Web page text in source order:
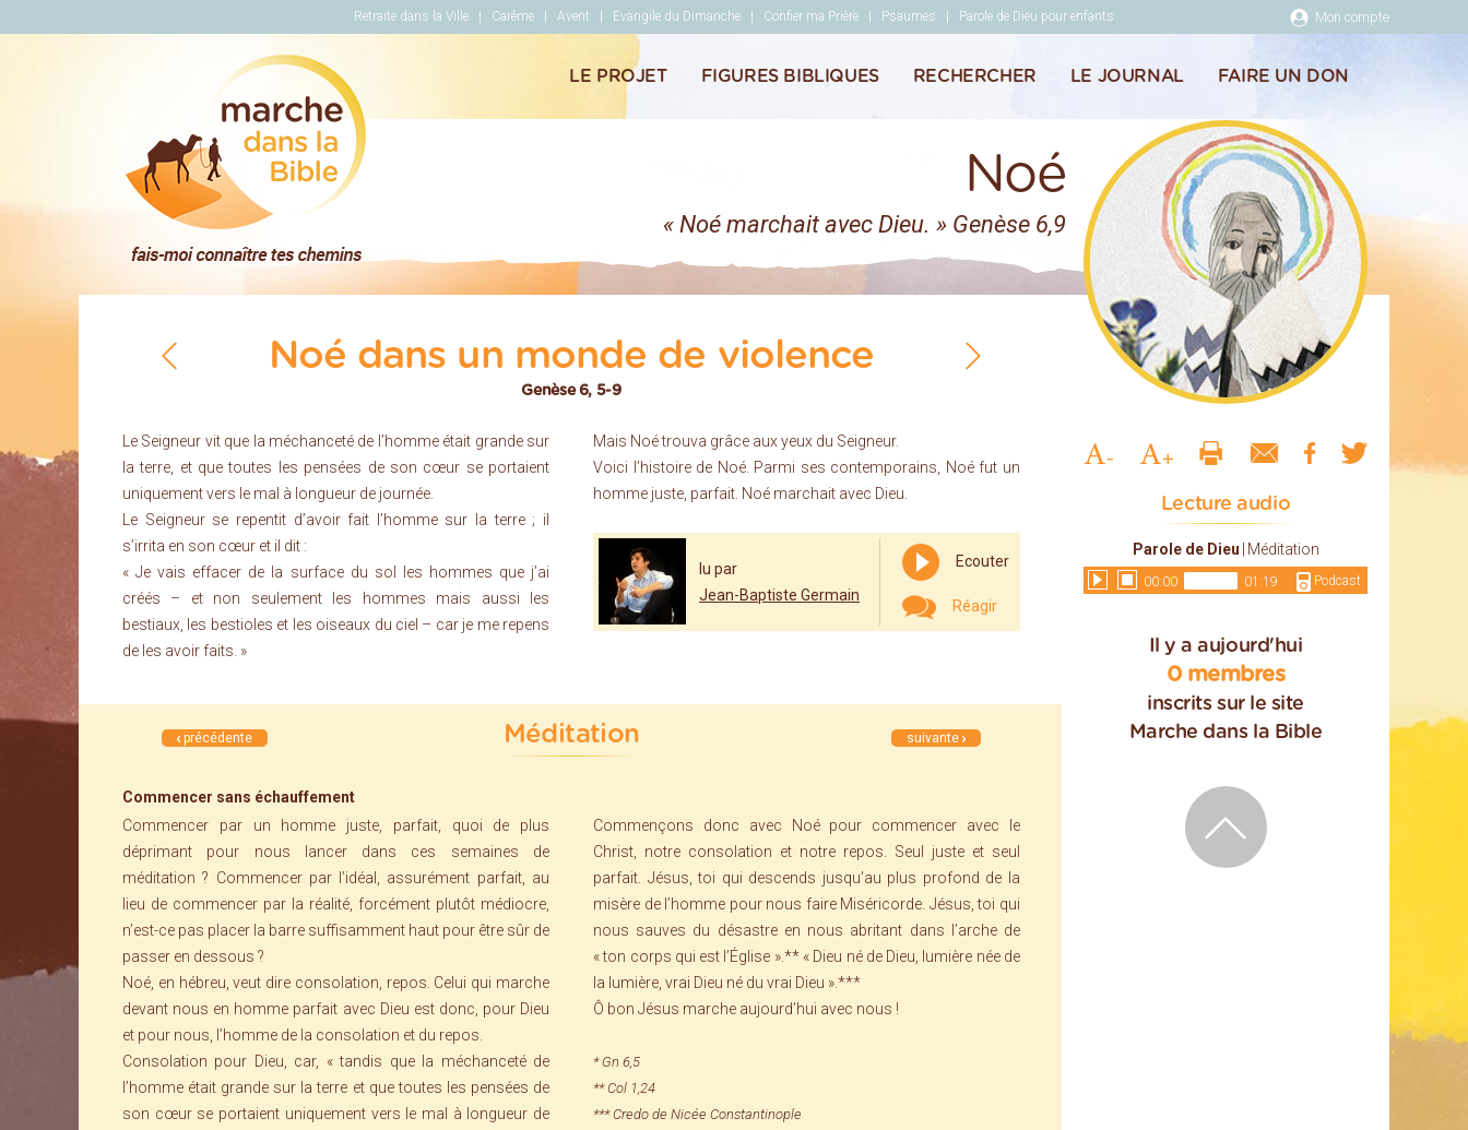
Retraite dans la Ville Carême Avent Evangile du Dimanche Confier ma Prière Psaumes Parole de Dieu pour enfants Mon compte
LE PROJET FIGURES BIBLIQUES RECHERCHER LE JOURNAL FAIRE UN DON
Noé
« Noé marchait avec Dieu. » Genèse 6,9
Noé dans un monde de violence
Genèse 6, 5-9
Le Seigneur vit que la méchanceté de l’homme était grande sur
la terre, et que toutes les pensées de son cœur se portaient
uniquement vers le mal à longueur de journée.
Le Seigneur se repentit d’avoir fait l’homme sur la terre ; il
s’irrita en son cœur et il dit :
« Je vais effacer de la surface du sol les hommes que j’ai
créés – et non seulement les hommes mais aussi les
bestiaux, les bestioles et les oiseaux du ciel – car je me repens
de les avoir faits. »
Mais Noé trouva grâce aux yeux du Seigneur.
Voici l’histoire de Noé. Parmi ses contemporains, Noé fut un
homme juste, parfait. Noé marchait avec Dieu.
lu par
Jean-Baptiste Germain
Ecouter
Réagir
Méditation
précédente suivante
Commencer sans échauffement
Commencer par un homme juste, parfait, quoi de plus
déprimant pour nous lancer dans ces semaines de
méditation ? Commencer par l’idéal, assurément parfait, au
lieu de commencer par la réalité, forcément plutôt médiocre,
n’est-ce pas placer la barre suffisamment haut pour être sûr de
passer en dessous ?
Noé, en hébreu, veut dire consolation, repos. Celui qui marche
devant nous en homme parfait avec Dieu est donc, pour Dieu
et pour nous, l’homme de la consolation et du repos.
Consolation pour Dieu, car, « tandis que la méchanceté de
l’homme était grande sur la terre et que toutes les pensées de
son cœur se portaient uniquement vers le mal à longueur de
Commençons donc avec Noé pour commencer avec le
Christ, notre consolation et notre repos. Seul juste et seul
parfait. Jésus, toi qui descends jusqu’au plus profond de la
misère de l’homme pour nous faire Miséricorde. Jésus, toi qui
nous sauves du désastre en nous abritant dans l’arche de
« ton corps qui est l’Église ».** « Dieu né de Dieu, lumière née de
la lumière, vrai Dieu né du vrai Dieu ».***
Ô bon Jésus marche aujourd’hui avec nous !
* Gn 6,5
** Col 1,24
*** Credo de Nicée Constantinople
Lecture audio
Parole de Dieu Méditation
00:00 01:19 Podcast
Il y a aujourd'hui
0 membres
inscrits sur le site
Marche dans la Bible